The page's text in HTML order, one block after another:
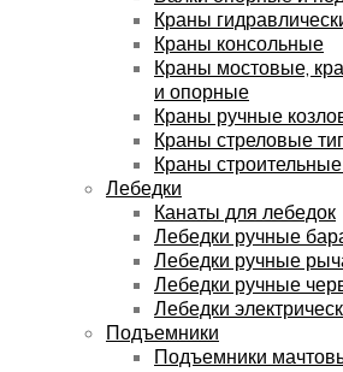
Краны
Краны консольные
Краны мостовые,
и опорные
Краны ручные
Краны стреловые
Краны
Лебедки
Канаты для лебедок
Лебедки ручные
Лебедки ручные
Лебедки ручные
Лебедки
Подъемники
Подъемники